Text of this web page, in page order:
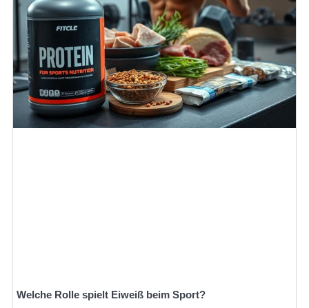
Welche Rolle spielt Eiweiß beim Sport?